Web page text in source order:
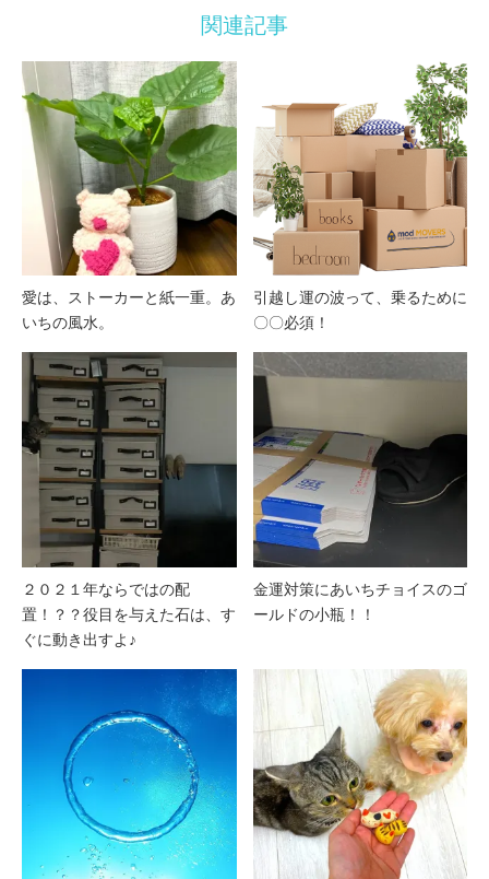
関連記事
愛は、ストーカーと紙一重。あ
いちの風水。
引越し運の波って、乗るために
〇〇必須！
２０２１年ならではの配
置！？？役目を与えた石は、す
ぐに動き出すよ♪
金運対策にあいちチョイスのゴ
ールドの小瓶！！